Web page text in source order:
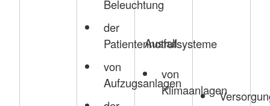
Beleuchtung
der
Patientennotrufsysteme
von
Aufzugsanlagen
Ausfall
von
Klimaanlagen